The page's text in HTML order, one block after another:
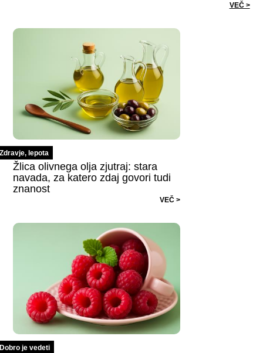
VEČ >
Zdravje, lepota
Žlica olivnega olja zjutraj: stara
navada, za katero zdaj govori tudi
znanost
VEČ >
Dobro je vedeti